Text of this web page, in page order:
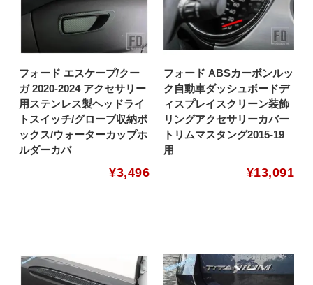
フォード エスケープ/クー
ガ 2020-2024 アクセサリー
用ステンレス製ヘッドライ
トスイッチ/グローブ収納ボ
ックス/ウォーターカップホ
ルダーカバ
¥3,496
フォード ABSカーボンルッ
ク自動車ダッシュボードデ
ィスプレイスクリーン装飾
リングアクセサリーカバー
トリムマスタング2015-19
用
¥13,091